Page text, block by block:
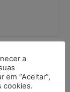
a
em “Aceitar”,
cookies.